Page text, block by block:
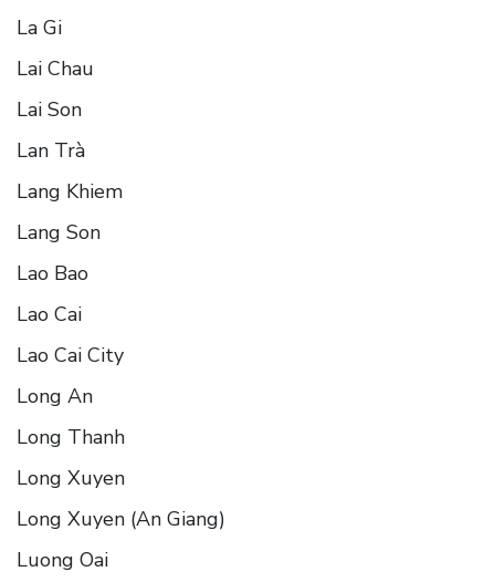
La Gi
Lai Chau
Lai Son
Lan Trà
Lang Khiem
Lang Son
Lao Bao
Lao Cai
Lao Cai City
Long An
Long Thanh
Long Xuyen
Long Xuyen (An Giang)
Luong Oai